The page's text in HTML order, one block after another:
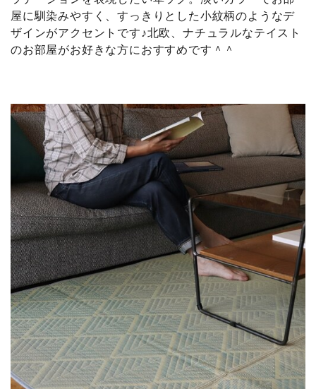
屋に馴染みやすく、すっきりとした小紋柄のようなデ
ザインがアクセントです♪北欧、ナチュラルなテイスト
のお部屋がお好きな方におすすめです＾＾